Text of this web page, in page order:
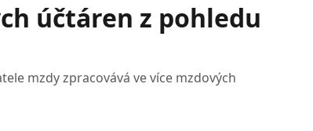
účtáren z pohledu
mzdy zpracovává ve více mzdových